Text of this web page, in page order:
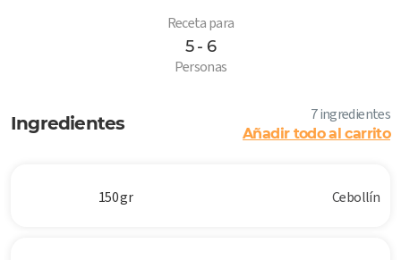
Receta para
5 - 6
Personas
Ingredientes 7 ingredientes
Añadir todo al carrito
150 gr Cebollín